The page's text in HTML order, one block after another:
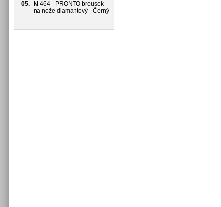
05.
M 464 - PRONTO brousek
na nože diamantový - Černý